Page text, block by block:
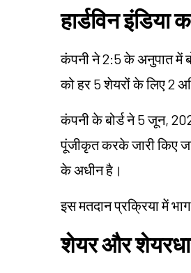
हार्डविन इंडिया
कंपनी ने 2:5 के अनुपात में
को हर 5 शेयरों के लिए 2
कंपनी के बोर्ड ने 5 जून,
पूंजीकृत करके जारी किए
के अधीन है।
इस मतदान प्रक्रिया में
शेयर और